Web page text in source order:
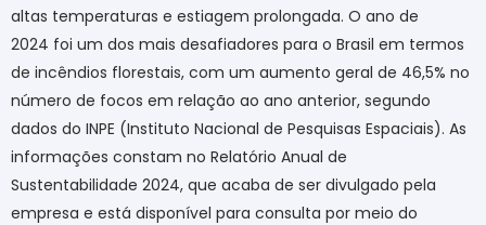
altas temperaturas e estiagem prolongada. O ano de
2024 foi um dos mais desafiadores para o Brasil em termos
de incêndios florestais, com um aumento geral de 46,5% no
número de focos em relação ao ano anterior, segundo
dados do INPE (Instituto Nacional de Pesquisas Espaciais). As
informações constam no Relatório Anual de
Sustentabilidade 2024, que acaba de ser divulgado pela
empresa e está disponível para consulta por meio do